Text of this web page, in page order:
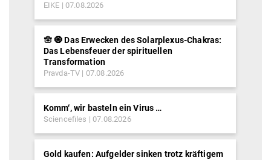
EIKE 07.08.2026
🪬 🧿 Das Erwecken des Solarplexus-Chakras:
Das Lebensfeuer der spirituellen
Transformation
Pravda-TV 07.08.2026
Komm‘, wir basteln ein Virus …
Sciencefiles 07.08.2026
Gold kaufen: Aufgelder sinken trotz kräftigem